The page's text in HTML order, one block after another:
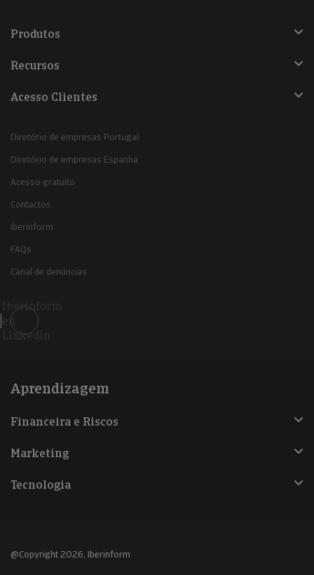
Produtos
Recursos
Acesso Clientes
Diretório de empresas Portugal
Diretório de empresas Espanha
Acesso gratuito
Contactos
Iberinform
FAQs
Canal de denúncias
Iberinform
en
Linkedin
Aprendizagem
Financeira e Riscos
Marketing
Tecnologia
@Copyright 2026, Iberinform